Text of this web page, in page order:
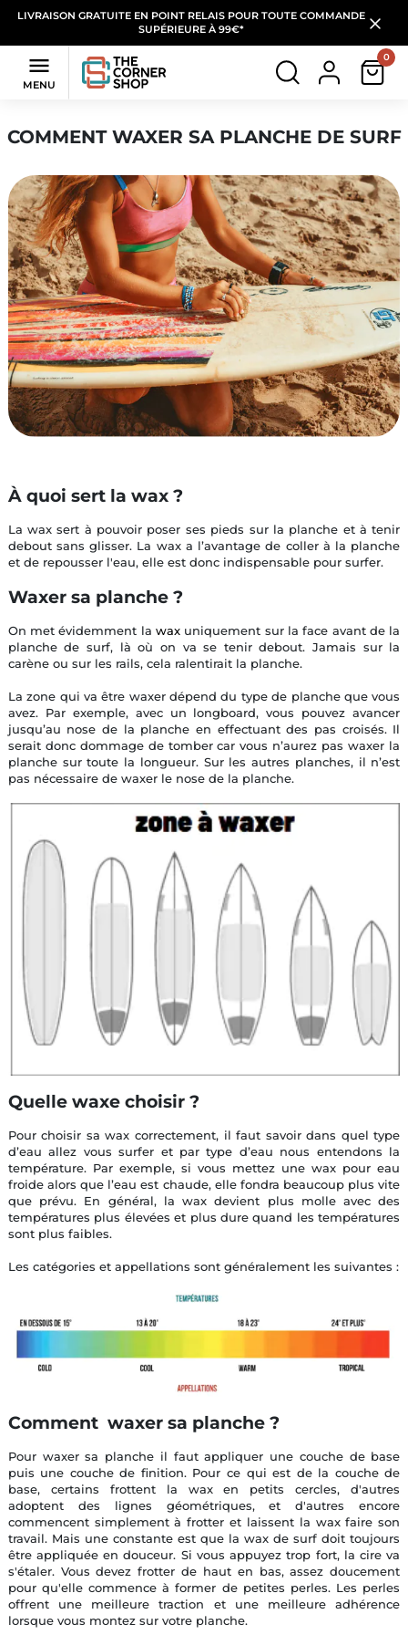
LIVRAISON GRATUITE EN POINT RELAIS POUR TOUTE COMMANDE
SUPÉRIEURE À 99€*

MENU
0
COMMENT WAXER SA PLANCHE DE SURF
À quoi sert la wax ?
La wax sert à pouvoir poser ses pieds sur la planche et à tenir
debout sans glisser. La wax a l’avantage de coller à la planche
et de repousser l'eau, elle est donc indispensable pour surfer.
Waxer sa planche ?
On met évidemment lawax uniquement sur la face avant de la
planche de surf, là où on va se tenir debout. Jamais sur la
carène ou sur les rails, cela ralentirait la planche.
La zone qui va être waxer dépend du type de planche que vous
avez. Par exemple, avec un longboard, vous pouvez avancer
jusqu’au nose de la planche en effectuant des pas croisés. Il
serait donc dommage de tomber car vous n’aurez pas waxer la
planche sur toute la longueur. Sur les autres planches, il n’est
pas nécessaire de waxer le nose de la planche.
Quelle waxe choisir ?
Pour choisir sa wax correctement, il faut savoir dans quel type
d’eau allez vous surfer et par type d’eau nous entendons la
température. Par exemple, si vous mettez une wax pour eau
froide alors que l’eau est chaude, elle fondra beaucoup plus vite
que prévu. En général, la wax devient plus molle avec des
températures plus élevées et plus dure quand les températures
sont plus faibles.
Les catégories et appellations sont généralement les suivantes :
Comment waxer sa planche ?
Pour waxer sa planche il faut appliquer une couche de base
puis une couche de finition. Pour ce qui est de la couche de
base, certains frottent la wax en petits cercles, d'autres
adoptent des lignes géométriques, et d'autres encore
commencent simplement à frotter et laissent la wax faire son
travail. Mais une constante est que la wax de surf doit toujours
être appliquée en douceur. Si vous appuyez trop fort, la cire va
s'étaler. Vous devez frotter de haut en bas, assez doucement
pour qu'elle commence à former de petites perles. Les perles
offrent une meilleure traction et une meilleure adhérence
lorsque vous montez sur votre planche.